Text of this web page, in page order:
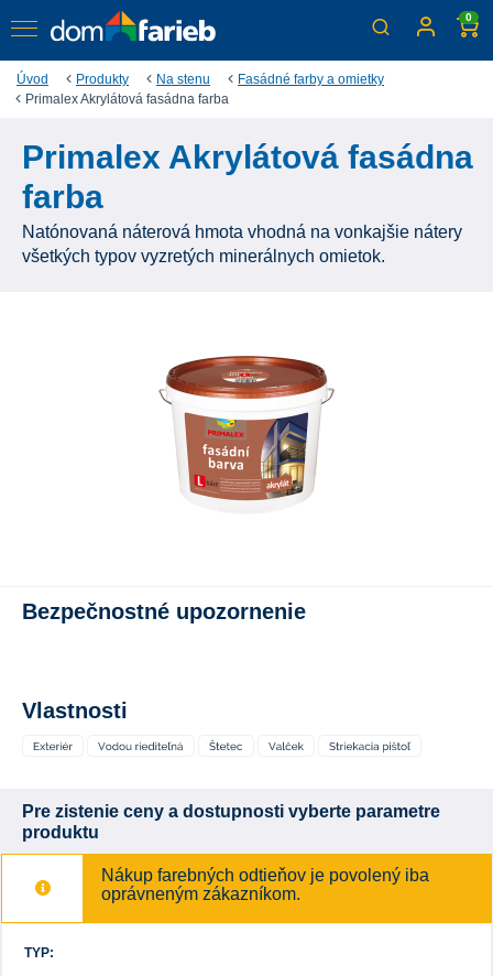
0
Úvod Produkty Na stenu
Fasádné farby a omietky
Primalex Akrylátová fasádna farba
Primalex Akrylátová fasádna
farba
Natónovaná náterová hmota vhodná na vonkajšie nátery
všetkých typov vyzretých minerálnych omietok.
Bezpečnostné upozornenie
Vlastnosti
Pre zistenie ceny a dostupnosti vyberte parametre
produktu
Nákup farebných odtieňov je povolený iba
oprávneným zákazníkom.
TYP: